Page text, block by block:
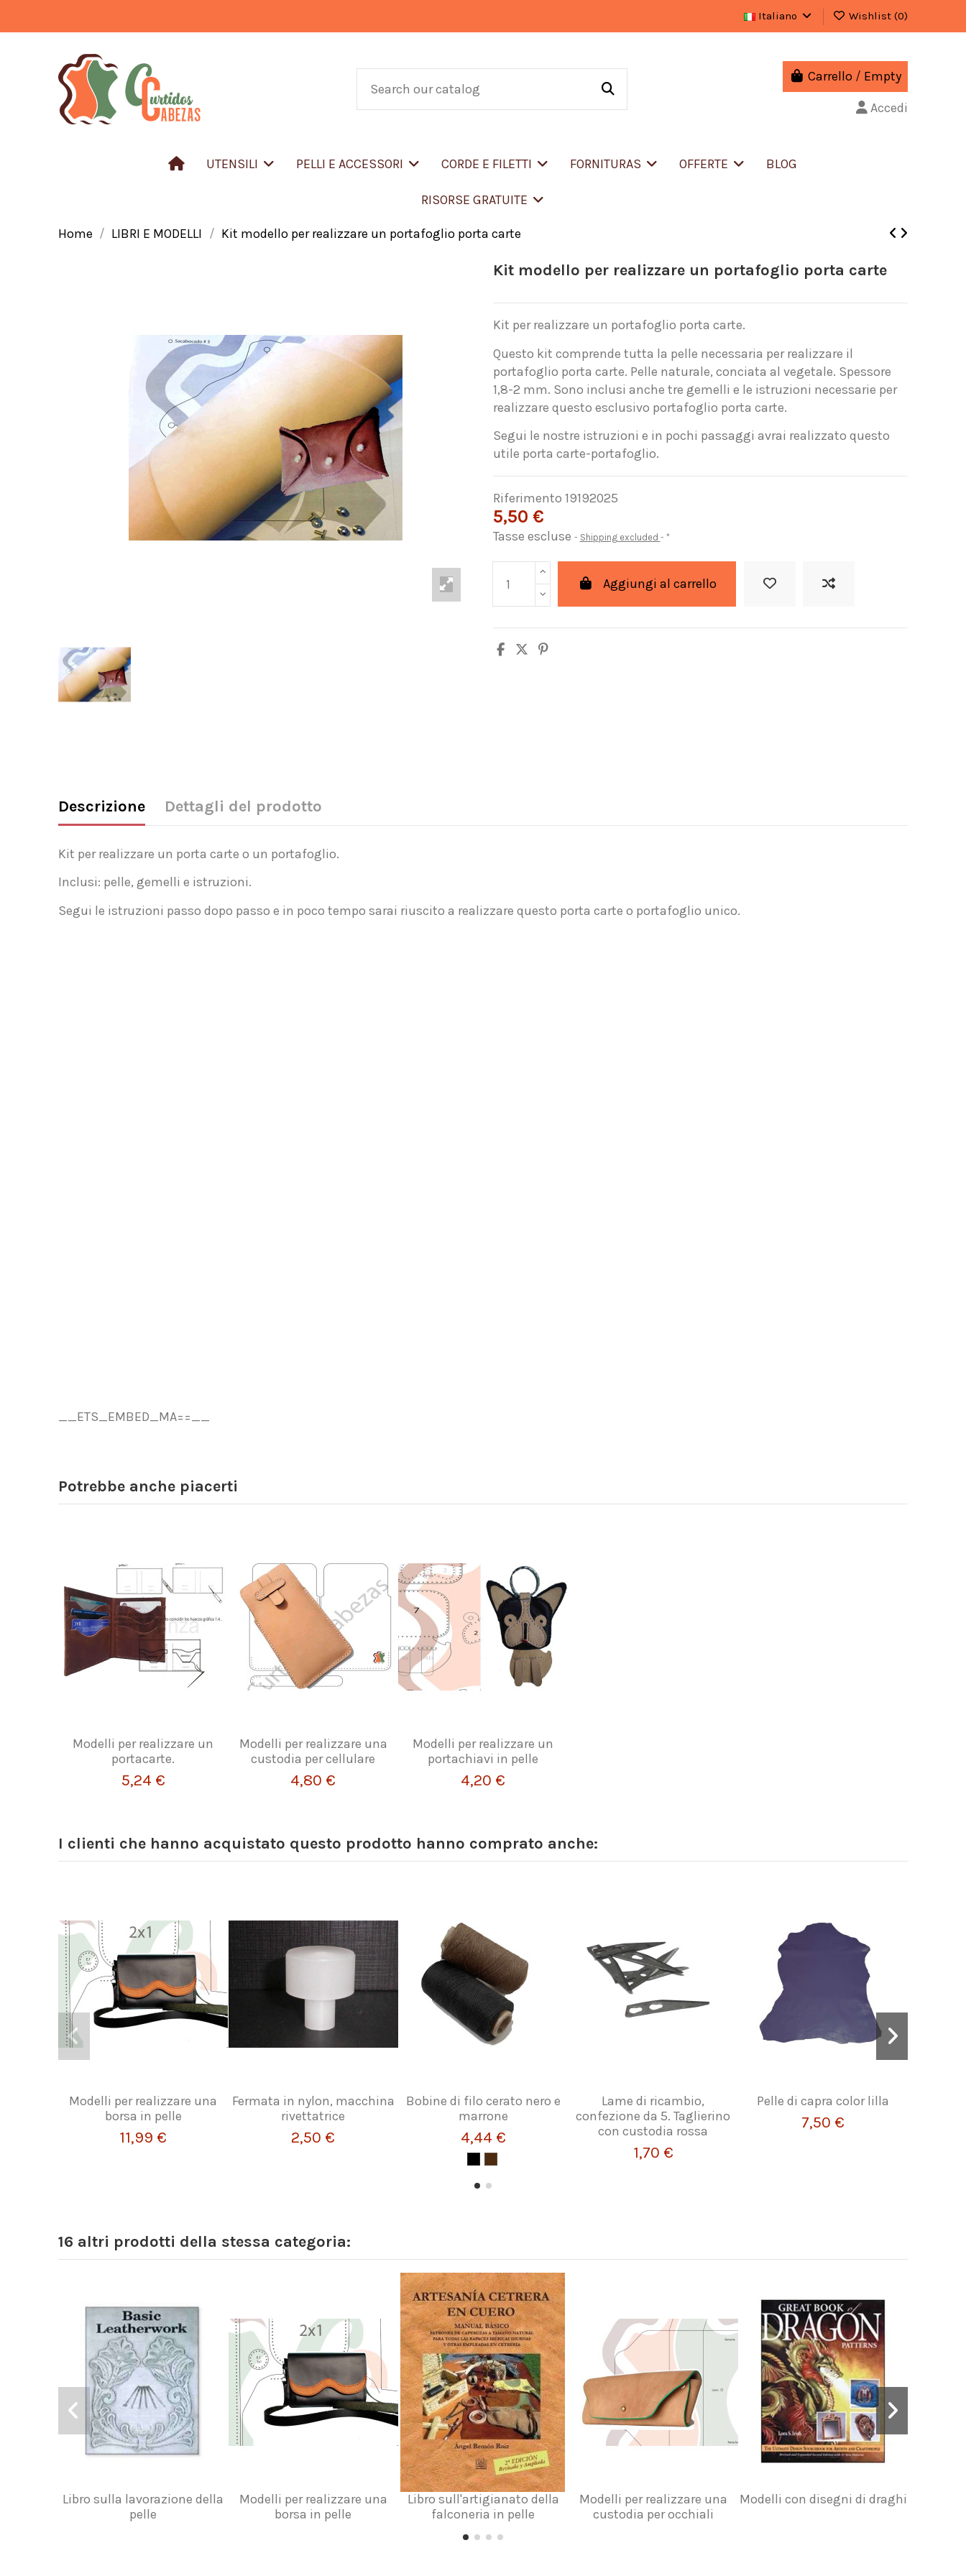
Italiano Wishlist (0)
Carrello / Empty
Accedi
UTENSILI PELLI E ACCESSORI CORDE E FILETTI FORNITURAS OFFERTE BLOG
RISORSE GRATUITE
Home LIBRI E MODELLI Kit modello per realizzare un portafoglio porta carte
Kit modello per realizzare un portafoglio porta carte
Kit per realizzare un portafoglio porta carte.
Questo kit comprende tutta la pelle necessaria per realizzare il
portafoglio porta carte. Pelle naturale, conciata al vegetale. Spessore
1,8-2 mm. Sono inclusi anche tre gemelli e le istruzioni necessarie per
realizzare questo esclusivo portafoglio porta carte.
Segui le nostre istruzioni e in pochi passaggi avrai realizzato questo
utile porta carte-portafoglio.
Riferimento 19192025
5,50 €
Tasse escluse Shipping excluded *
Aggiungi al carrello
Descrizione Dettagli del prodotto
Kit per realizzare un porta carte o un portafoglio.
Inclusi: pelle, gemelli e istruzioni.
Segui le istruzioni passo dopo passo e in poco tempo sarai riuscito a realizzare questo porta carte o portafoglio unico.
__ETS_EMBED_MA==__
Potrebbe anche piacerti
Modelli per realizzare un
portacarte.
5,24 €
Modelli per realizzare una
custodia per cellulare
4,80 €
Modelli per realizzare un
portachiavi in pelle
4,20 €
I clienti che hanno acquistato questo prodotto hanno comprato anche:
Modelli per realizzare una
borsa in pelle
11,99 €
Fermata in nylon, macchina
rivettatrice
2,50 €
Bobine di filo cerato nero e
marrone
4,44 €
Lame di ricambio,
confezione da 5. Taglierino
con custodia rossa
1,70 €
Pelle di capra color lilla
7,50 €
16 altri prodotti della stessa categoria:
Libro sulla lavorazione della
pelle
Modelli per realizzare una
borsa in pelle
Libro sull'artigianato della
falconeria in pelle
Modelli per realizzare una
custodia per occhiali
Modelli con disegni di draghi